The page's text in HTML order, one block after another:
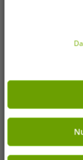
Schwarz
In den